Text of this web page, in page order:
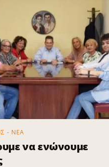
- ΝΕΑ
να ενώνουμε